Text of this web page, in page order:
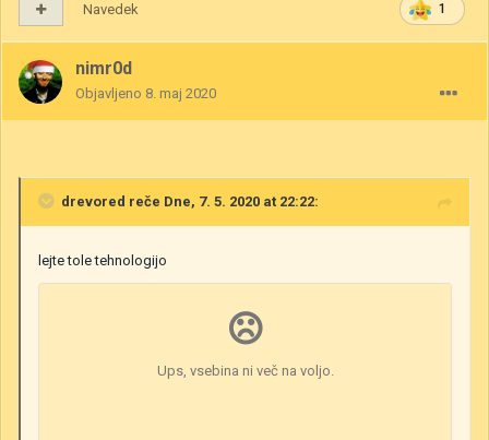
1
Navedek
nimr0d
Objavljeno 8. maj 2020
drevored reče Dne, 7. 5. 2020 at 22:22:
lejte tole tehnologijo